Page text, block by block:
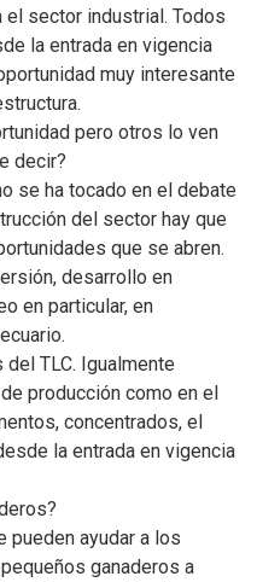
sector industrial. Todos
la entrada en vigencia
muy interesante
pero otros lo ven
decir?
se ha tocado en el debate
del sector hay que
que se abren.
desarrollo en
en particular, en
TLC. Igualmente
producción como en el
concentrados, el
la entrada en vigencia
pueden ayudar a los
ganaderos a